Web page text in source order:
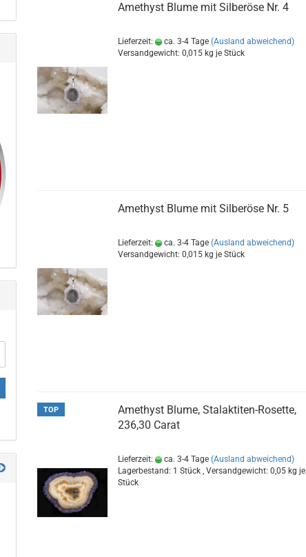
Amethyst Blume mit Silberöse Nr. 4
Lieferzeit: ca. 3-4 Tage (Ausland abweichend)
Versandgewicht:0,015 kg je Stück
Amethyst Blume mit Silberöse Nr. 5
Lieferzeit: ca. 3-4 Tage (Ausland abweichend)
Versandgewicht:0,015 kg je Stück
TOP
Amethyst Blume, Stalaktiten-Rosette,
236,30 Carat
Lieferzeit: ca. 3-4 Tage (Ausland abweichend)
Lagerbestand: 1 Stück , Versandgewicht:0,05 kg je
Stück